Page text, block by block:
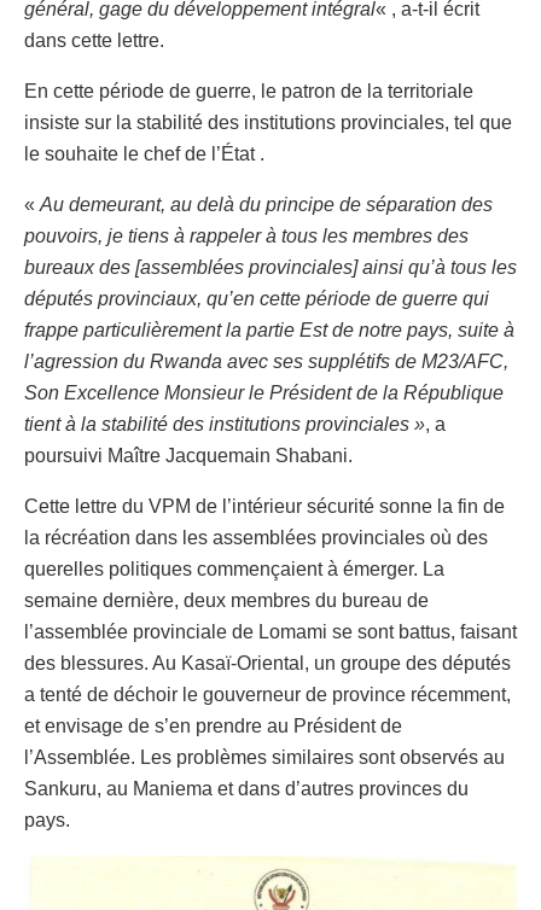
général, gage du développement intégral« , a-t-il écrit
dans cette lettre.
En cette période de guerre, le patron de la territoriale
insiste sur la stabilité des institutions provinciales, tel que
le souhaite le chef de l’État .
«Au demeurant, au delà du principe de séparation des
pouvoirs, je tiens à rappeler à tous les membres des
bureaux des [assemblées provinciales] ainsi qu’à tous les
députés provinciaux, qu’en cette période de guerre qui
frappe particulièrement la partie Est de notre pays, suite à
l’agression du Rwanda avec ses supplétifs de M23/AFC,
Son Excellence Monsieur le Président de la République
tient à la stabilité des institutions provinciales », a
poursuivi Maître Jacquemain Shabani.
Cette lettre du VPM de l’intérieur sécurité sonne la fin de
la récréation dans les assemblées provinciales où des
querelles politiques commençaient à émerger. La
semaine dernière, deux membres du bureau de
l’assemblée provinciale de Lomami se sont battus, faisant
des blessures. Au Kasaï-Oriental, un groupe des députés
a tenté de déchoir le gouverneur de province récemment,
et envisage de s’en prendre au Président de
l’Assemblée. Les problèmes similaires sont observés au
Sankuru, au Maniema et dans d’autres provinces du
pays.